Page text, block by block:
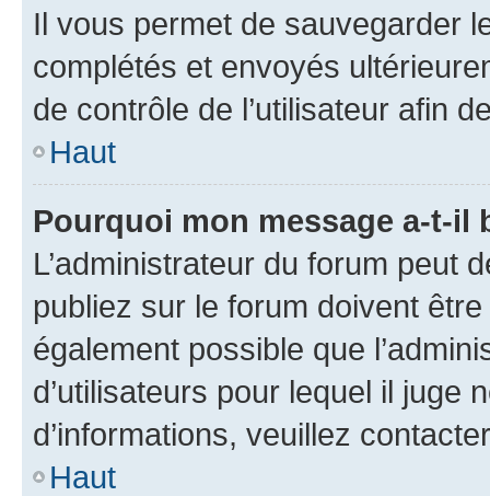
Il vous permet de sauvegarder
complétés et envoyés
de contrôle de l’utilisateur afin
Haut
Pourquoi mon message a-t-il
L’administrateur du forum peut
publiez sur le forum doivent
également possible que
d’utilisateurs pour lequel il juge
d’informations, veuillez
Haut